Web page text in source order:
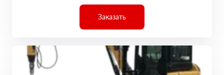
Заказать